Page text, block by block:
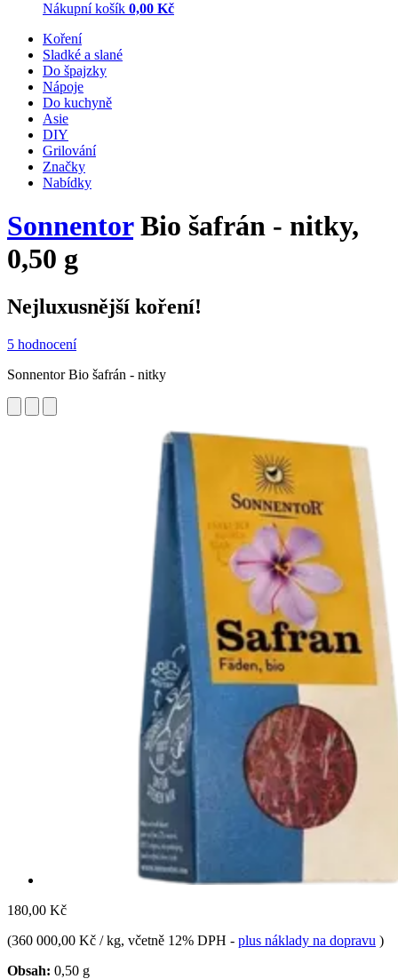
Nákupní košík 0,00 Kč
Koření
Sladké a slané
Do špajzky
Nápoje
Do kuchyně
Asie
DIY
Grilování
Značky
Nabídky
SonnentorBio šafrán - nitky,
0,50 g
Nejluxusnější koření!
5 hodnocení
Sonnentor Bio šafrán - nitky
180,00 Kč
(360 000,00 Kč / kg, včetně 12% DPH - plus náklady na dopravu )
Obsah: 0,50 g